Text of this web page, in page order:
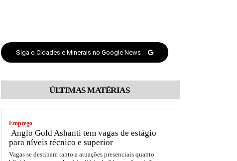
Siga o Cidades e Minerais no Google News
ÚLTIMAS MATÉRIAS
Emprego
Anglo Gold Ashanti tem vagas de estágio
para níveis técnico e superior
Vagas se destinam tanto a atuações presenciais quanto